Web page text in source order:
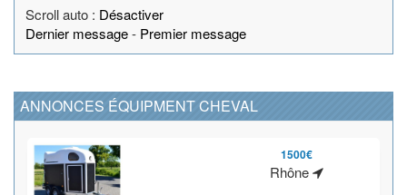
Scroll auto : Désactiver
Dernier message- Premier message
ANNONCES ÉQUIPMENT CHEVAL
1500€
Rhône